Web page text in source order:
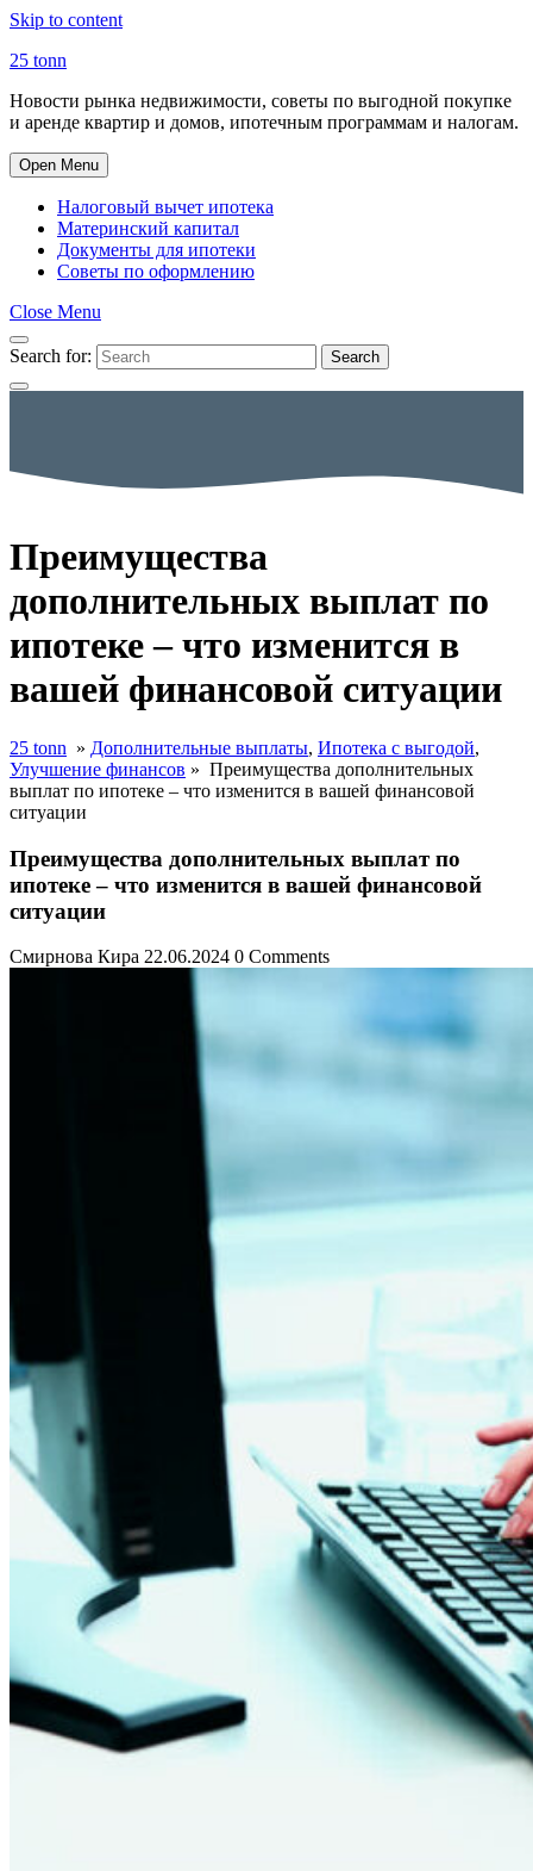
Skip to content
25 tonn
Новости рынка недвижимости, советы по выгодной покупке
и аренде квартир и домов, ипотечным программам и налогам.
Open Menu
Налоговый вычет ипотека
Материнский капитал
Документы для ипотеки
Советы по оформлению
Close Menu
Search for: Search
Преимущества
дополнительных выплат по
ипотеке – что изменится в
вашей финансовой ситуации
25 tonn » Дополнительные выплаты, Ипотека с выгодой,
Улучшение финансов » Преимущества дополнительных
выплат по ипотеке – что изменится в вашей финансовой
ситуации
Преимущества дополнительных выплат по
ипотеке – что изменится в вашей финансовой
ситуации
Смирнова Кира 22.06.2024 0 Comments